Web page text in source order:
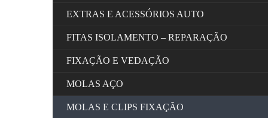
EXTRAS E ACESSÓRIOS AUTO
FITAS ISOLAMENTO – REPARAÇÃO
FIXAÇÃO E VEDAÇÃO
MOLAS AÇO
MOLAS E CLIPS FIXAÇÃO